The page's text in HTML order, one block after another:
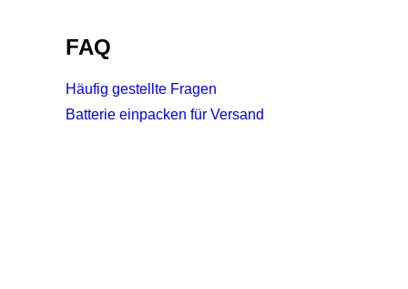
FAQ
Häufig gestellte Fragen
Batterie einpacken für Versand